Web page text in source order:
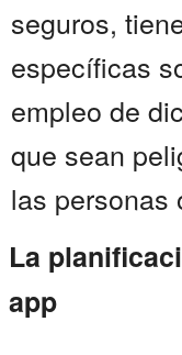
seguros,
específicas
empleo de
que sean
las personas
La
app